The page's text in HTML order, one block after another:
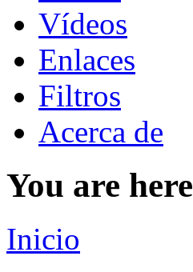
Vídeos
Enlaces
Filtros
Acerca de
You are here
Inicio